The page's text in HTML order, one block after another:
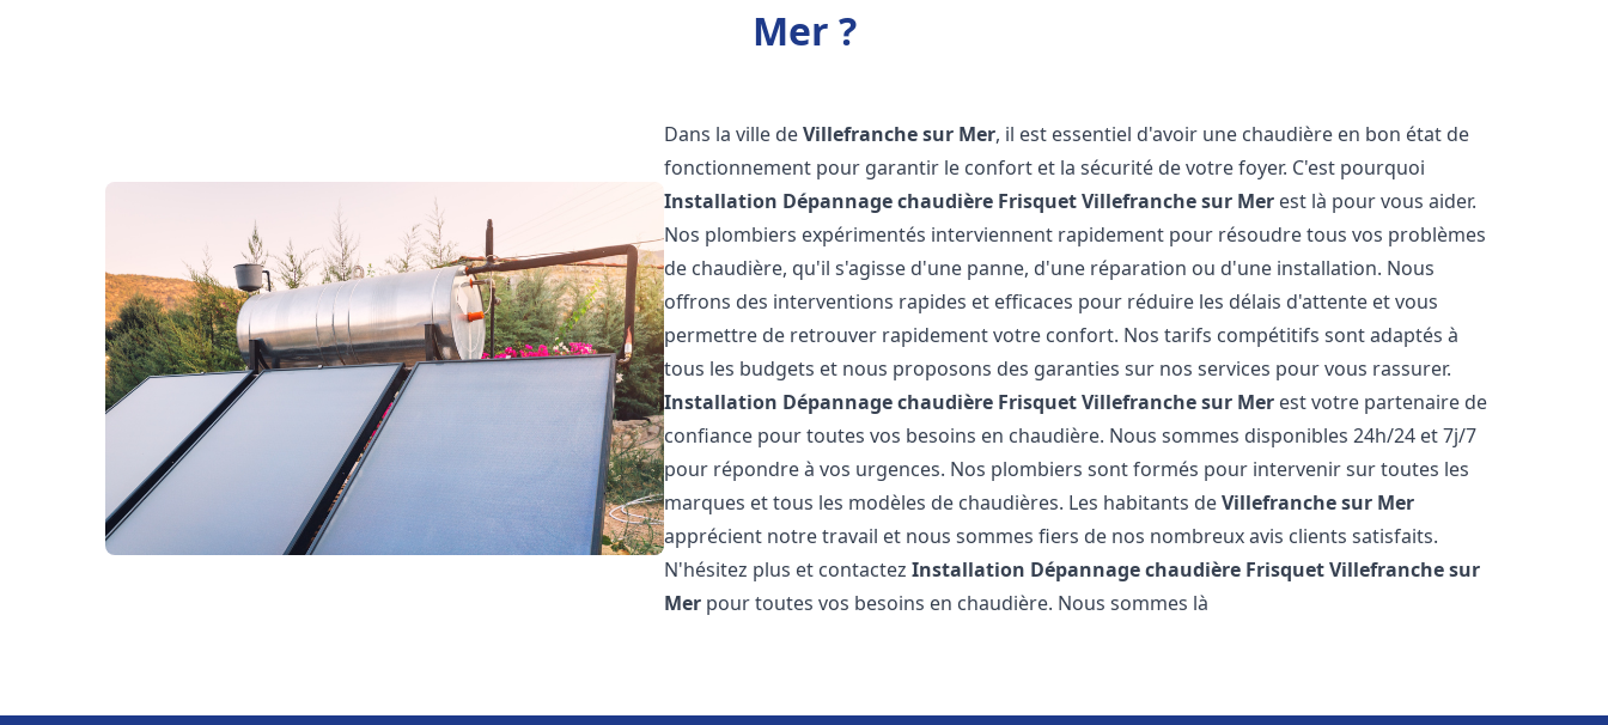
Mer ?
Dans la ville deVillefranche sur Mer, il est essentiel d'avoir une chaudière en bon état de
fonctionnement pour garantir le confort et la sécurité de votre foyer. C'est pourquoi
Installation Dépannage chaudière FrisquetVillefranche sur Mer est là pour vous aider.
Nos plombiers expérimentés interviennent rapidement pour résoudre tous vos problèmes
de chaudière, qu'il s'agisse d'une panne, d'une réparation ou d'une installation. Nous
offrons des interventions rapides et efficaces pour réduire les délais d'attente et vous
permettre de retrouver rapidement votre confort. Nos tarifs compétitifs sont adaptés à
tous les budgets et nous proposons des garanties sur nos services pour vous rassurer.
Installation Dépannage chaudière FrisquetVillefranche sur Mer est votre partenaire de
confiance pour toutes vos besoins en chaudière. Nous sommes disponibles 24h/24 et 7j/7
pour répondre à vos urgences. Nos plombiers sont formés pour intervenir sur toutes les
marques et tous les modèles de chaudières. Les habitants deVillefranche sur Mer
apprécient notre travail et nous sommes fiers de nos nombreux avis clients satisfaits.
N'hésitez plus et contactezInstallation Dépannage chaudière FrisquetVillefranche sur
Mer pour toutes vos besoins en chaudière. Nous sommes là